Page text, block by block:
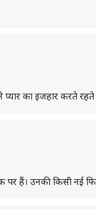
का इजहार करते रहते
पर हैं। उनकी किसी नई